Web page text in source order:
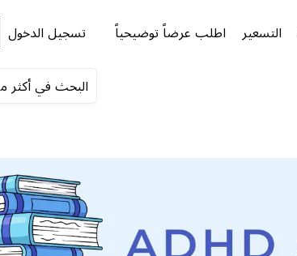
التسعير اطلب عرضاً توضيحياً تسجيل الدخول